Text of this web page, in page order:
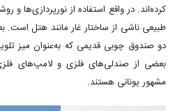
کرده‌اند. در واقع استفاده از نورپردازی‌ها و
طبیعی ناشی از ساختار غار مانند هتل است.
دو صندوق چوبی قدیمی که به‌عنوان میز
بعضی از صندلی‌های فلزی و لامپ‌های
مشهور یونانی هستند.